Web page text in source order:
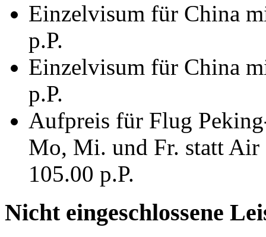
Einzelvisum für China
p.P.
Einzelvisum für China
p.P.
Aufpreis für Flug
Mo, Mi. und Fr. statt
105.00 p.P.
Nicht eingeschlossene